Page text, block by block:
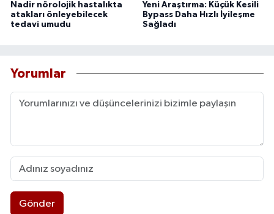
Nadir nörolojik hastalıkta
atakları önleyebilecek
tedavi umudu
Yeni Araştırma: Küçük Kesili
Bypass Daha Hızlı İyileşme
Sağladı
Yorumlar
Gönder